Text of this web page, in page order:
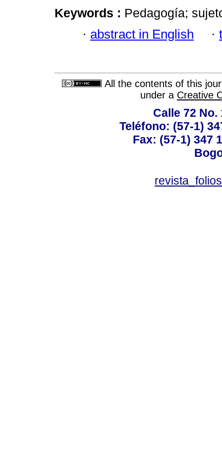
Keywords : Pedagogía;
· abstract in English ·
All the contents of this
under a Creative
Calle 72 No.
Teléfono: (57-1)
Fax: (57-1) 347